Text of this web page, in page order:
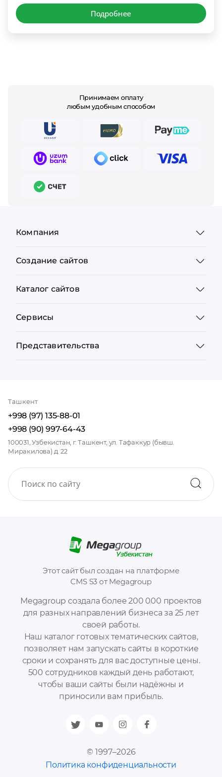
Подробнее
Принимаем оплату
любым удобным способом
Megagroup создала более 200 000 проектов
для разных направлений бизнеса за 25 лет
своей работы.
Наш каталог готовых тематических сайтов,
позволяет нам запускать сайты в короткие
сроки и сохранять для вас доступные цены.
500 сотрудников каждый день работают,
чтобы ваши сайты были надёжны и
приносили вам прибыль.
© 1997–2026
Политика конфиденциальности
Этот сайт был создан на платформе
CMS S3 от Megagroup
Компания
Создание сайтов
Каталог сайтов
Сервисы
Представительства
Ташкент
+998 (97) 135-88-01
+998 (90) 997-64-43
100031, Узбекистан, г. Ташкент, ул. Тафаккур (бывш.
Миракилова) д. 22